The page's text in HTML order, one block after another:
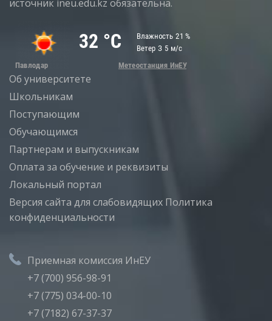
источник ineu.edu.kz обязательна.
Об университете
Школьникам
Поступающим
Обучающимся
Партнерам и выпускникам
Оплата за обучение и реквизиты
Локальный портал
Версия сайта для слабовидящих Политика
конфиденциальности
Приемная комиссия ИнЕУ
+7 (700) 956-98-91
+7 (775) 034-00-10
+7 (7182) 67-37-37